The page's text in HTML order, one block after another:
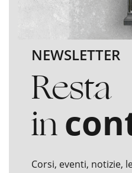
NEWSLETTER
Resta
in
Corsi, eventi, notizie,